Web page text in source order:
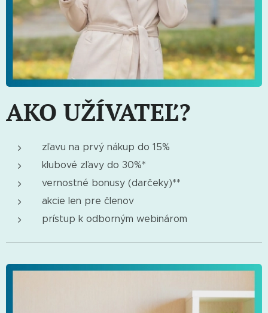
AKO UŽÍVATEĽ?
zľavu na prvý nákup do 15%
klubové zľavy do 30%*
vernostné bonusy (darčeky)**
akcie len pre členov
prístup k odborným webinárom